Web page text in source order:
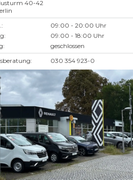
40-42
09:00 - 20:00 Uhr
09:00 - 18:00 Uhr
geschlossen
030 354 923-0